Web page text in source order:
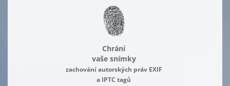
Chrání
vaše snímky
zachování autorských práv EXIF
a IPTC tagů